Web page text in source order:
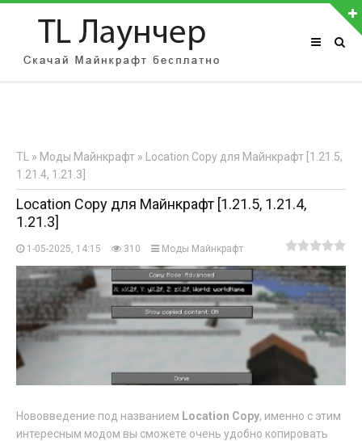
АВТОРИЗАЦИЯ НА САЙТЕ
Регистрация
TL » Моды Майнкрафт » Location Copy для Майнкрафт [1.21.5,
1.21.4, 1.21.3]
Location Copy для Майнкрафт [1.21.5, 1.21.4,
1.21.3]
1-05-2025, 14:15 310 Моды Майнкрафт
Нововведение под названием Location Copy, именно с этим
интересным модом вы сможете очень удобно копировать